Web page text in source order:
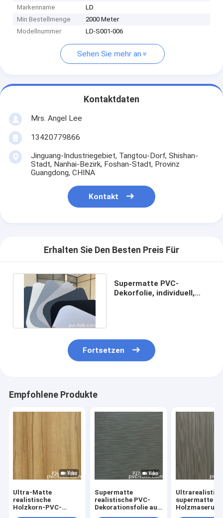
Markenname
LD
Min Bestellmenge
2000 Meter
Modellnummer
LD-S001-006
Sehen Sie mehr an
Kontaktdaten
Mrs. Angel Lee
13420779866
Jinguang-Industriegebiet, Tangtou-Dorf, Shishan-
Stadt, Nanhai-Bezirk, Foshan-Stadt, Provinz
Guangdong, CHINA
Kontakt
Erhalten Sie Den Besten Preis Für
Supermatte PVC-
Dekorfolie, individuell,
Fortsetzen
Empfohlene Produkte
Ultra-Matte
realistische
Holzkorn-PVC-
Supermatte
realistische PVC-
Dekorationsfolie aus
supermatte